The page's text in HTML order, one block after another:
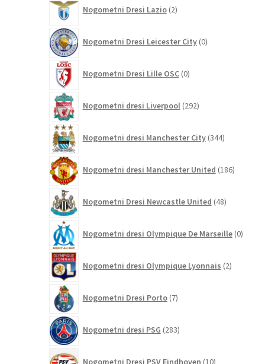
Nogometni Dresi Lazio 2izdelka
Nogometni Dresi Leicester City 0izdelkov
Nogometni Dresi Lille OSC 0izdelkov
Nogometni dresi Liverpool 292izdelkov
Nogometni dresi Manchester City 344izdelkov
Nogometni dresi Manchester United 186izdelkov
Nogometni Dresi Newcastle United 48izdelkov
Nogometni dresi Olympique De Marseille 0
Nogometni dresi Olympique Lyonnais 2izdelka
Nogometni Dresi Porto 7izdelkov
Nogometni dresi PSG 283izdelkov
Nogometni Dresi PSV Eindhoven 10